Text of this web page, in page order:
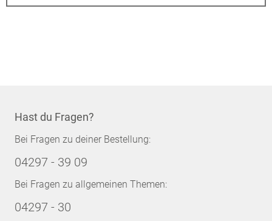
Hast du Fragen?
Bei Fragen zu deiner Bestellung:
04297 - 39 09
Bei Fragen zu allgemeinen Themen:
04297 - 30